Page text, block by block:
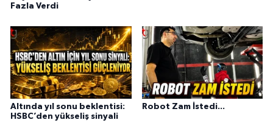
Fazla Verdi
Altında yıl sonu beklentisi:
HSBC’den yükseliş sinyali
Robot Zam İstedi...